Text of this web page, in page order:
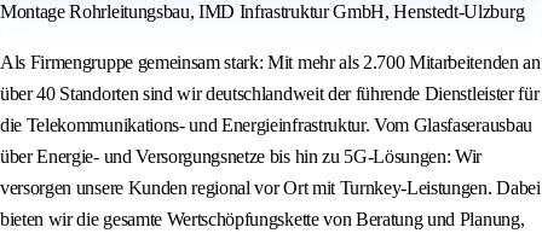
Montage Rohrleitungsbau, IMD Infrastruktur GmbH, Henstedt-Ulzburg
Als Firmengruppe gemeinsam stark: Mit mehr als 2.700 Mitarbeitenden an
über 40 Standorten sind wir deutschlandweit der führende Dienstleister für
die Telekommunikations- und Energieinfrastruktur. Vom Glasfaserausbau
über Energie- und Versorgungsnetze bis hin zu 5G-Lösungen: Wir
versorgen unsere Kunden regional vor Ort mit Turnkey-Leistungen. Dabei
bieten wir die gesamte Wertschöpfungskette von Beratung und Planung,